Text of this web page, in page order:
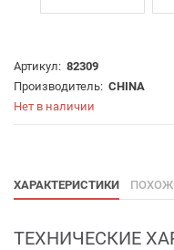
Артикул: 82309
Производитель: CHINA
Нет в наличии
ХАРАКТЕРИСТИКИ
ТЕХНИЧЕСКИЕ